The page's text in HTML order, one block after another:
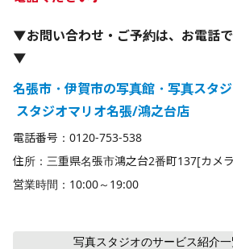
▼お問い合わせ・ご予約は、お電話
▼
名張市・伊賀市の写真館・写真スタ
スタジオマリオ名張/鴻之台店
電話番号：0120-753-538
住所：三重県名張市鴻之台2番町137[カメ
営業時間：10:00～19:00
写真スタジオのサービス紹介